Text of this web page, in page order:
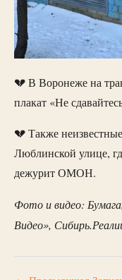
💔 В Воронеже на
плакат «Не
💔 Также
Люблинской улице,
дежурит ОМОН.
Фото и видео:
Видео»,